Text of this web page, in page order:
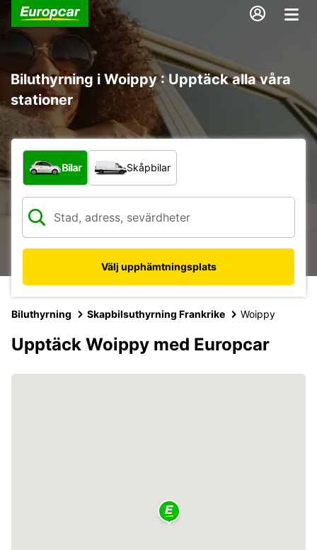
Biluthyrning i Woippy : Upptäck alla våra
stationer
Vilken typ av fordon?
Bilar Skåpbilar
Välj upphämtningsplats
Biluthyrning Skapbilsuthyrning Frankrike Woippy
Upptäck Woippy med Europcar